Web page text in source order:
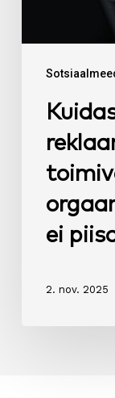
sisust
üksi
ei
2. nov. 2025